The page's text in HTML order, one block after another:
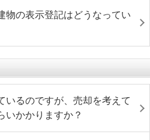
物の表示登記はどうなってい
いるのですが、売却を考えて
いかかりますか？